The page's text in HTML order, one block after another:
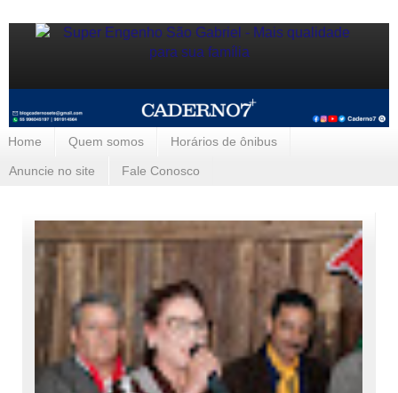
Home Quem somos Horários de ônibus
Anuncie no site Fale Conosco